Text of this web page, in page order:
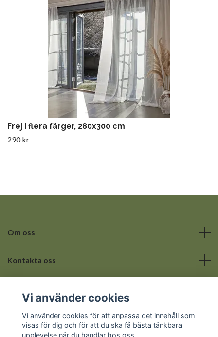
Frej i flera färger, 280x300 cm
290 kr
Om oss
Kontakta oss
Sociala medier
Vi använder cookies
Vi använder cookies för att anpassa det innehåll som
visas för dig och för att du ska få bästa tänkbara
upplevelse när du handlar hos oss.